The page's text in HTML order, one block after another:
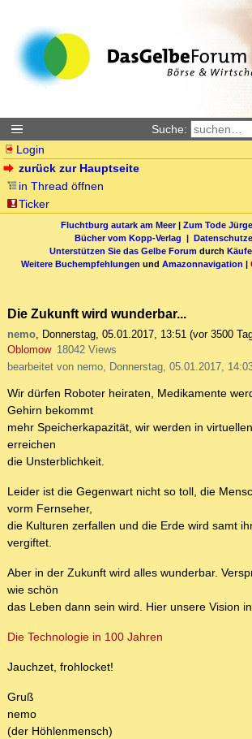
Suche:
Login
zurück zur Hauptseite
in Thread öffnen
Ticker
Fluchtburg autark am Meer| Zum Tode
Bücher vom Kopp-Verlag |
Unterstützen Sie das Gelbe Forum durch
Weitere Buchempfehlungen und Amazonnavigation |
Die Zukunft wird wunderbar...
nemo, Donnerstag, 05.01.2017, 13:51 (vor 3500
Oblomow 18042 Views
bearbeitet von nemo, Donnerstag, 05.01.2017,
Wir dürfen Roboter heiraten, Medikamente
Gehirn bekommt
mehr Speicherkapazität, wir werden in
erreichen
die Unsterblichkeit.
Leider ist die Gegenwart nicht so toll, die
vorm Fernseher,
die Kulturen zerfallen und die Erde wird samt
vergiftet.
Aber in der Zukunft wird alles wunderbar.
wie schön
das Leben dann sein wird. Hier unsere Vision
Die Technologie in 100 Jahren
Jauchzet, frohlocket!
Gruß
nemo
(der Höhlenmensch)